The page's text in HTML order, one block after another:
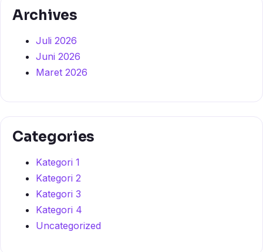
Archives
Juli 2026
Juni 2026
Maret 2026
Categories
Kategori 1
Kategori 2
Kategori 3
Kategori 4
Uncategorized